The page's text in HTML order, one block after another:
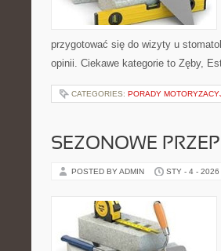
przygotować się do wizyty u
opinii. Ciekawe kategorie to Zęby,
CATEGORIES: PORADY
SEZONOWE
POSTED BY ADMIN STY - 4 - 2026